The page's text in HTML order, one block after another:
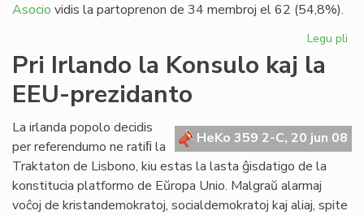
Asocio vidis la partoprenon de 34 membroj el 62 (54,8%).
Legu pli
kaj
Pri Irlando la Konsulo kaj la
EEU-prezidanto
HeKo 359 2-C, 20 jun 08
La irlanda popolo decidis
per referendumo ne ratiﬁ la
Traktaton de Lisbono, kiu estas la lasta ĝisdatigo de la
konstitucia platformo de Eŭropa Unio. Malgraŭ alarmaj
voĉoj de kristandemokratoj, socialdemokratoj kaj aliaj, spite